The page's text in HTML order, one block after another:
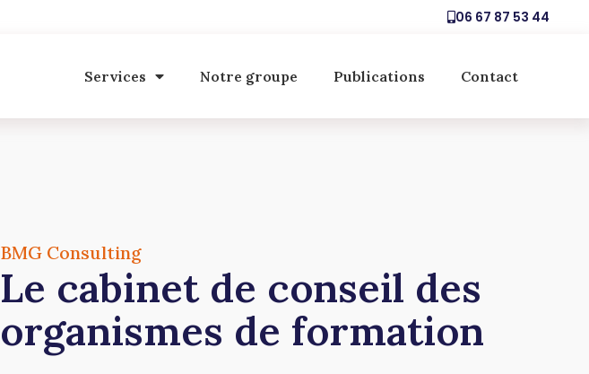
06 67 87 53 44
Services Notre groupe Publications Contact
BMG Consulting
Le cabinet de conseil des
organismes de formation